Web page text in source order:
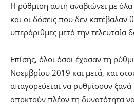
Η ρύθμιση αυτή αναβιώνει με
και οι δόσεις που δεν
υπεράριθμες μετά την τελευταία
Επίσης, όλοι όσοι έχασαν τη
Νοεμβρίου 2019 και μετά, και
απαγορεύεται να ρυθμίσουν ξανά
αποκτούν πλέον τη δυνατότητα